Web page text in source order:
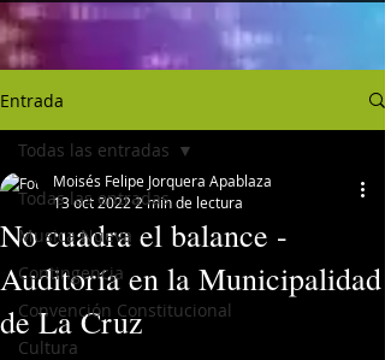
Entrada
Todas las entradas
Musica Nueva
Contingencia
Convención Constitucional
Cultura
Todas las entradas
No cuadra el balance -
Auditoría en la Municipalidad
de La Cruz
Moisés Felipe Jorquera Apablaza
13 oct 2022 2 min de lectura